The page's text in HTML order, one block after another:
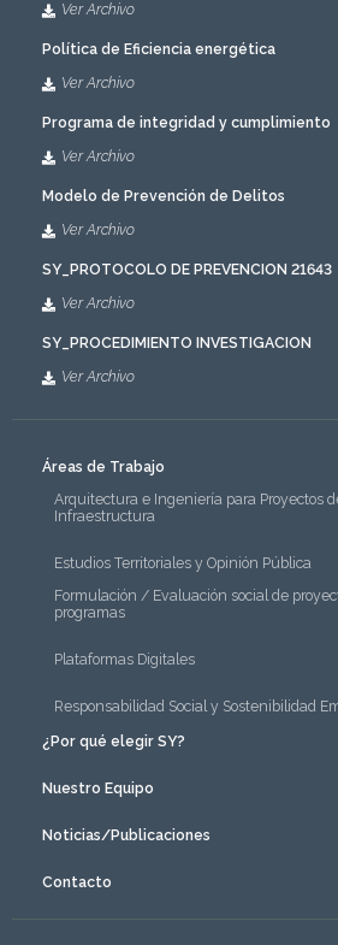
Ver Archivo
Política de Eficiencia energética
Ver Archivo
Programa de integridad y cumplimiento
Ver Archivo
Modelo de Prevención de Delitos
Ver Archivo
SY_PROTOCOLO DE PREVENCION 21643
Ver Archivo
SY_PROCEDIMIENTO INVESTIGACION
Ver Archivo
Áreas de Trabajo
Arquitectura e Ingeniería para Proyectos
Infraestructura
Estudios Territoriales y Opinión Pública
Formulación / Evaluación social de
programas
Plataformas Digitales
Responsabilidad Social y Sostenibilidad
¿Por qué elegir SY?
Nuestro Equipo
Noticias/Publicaciones
Contacto